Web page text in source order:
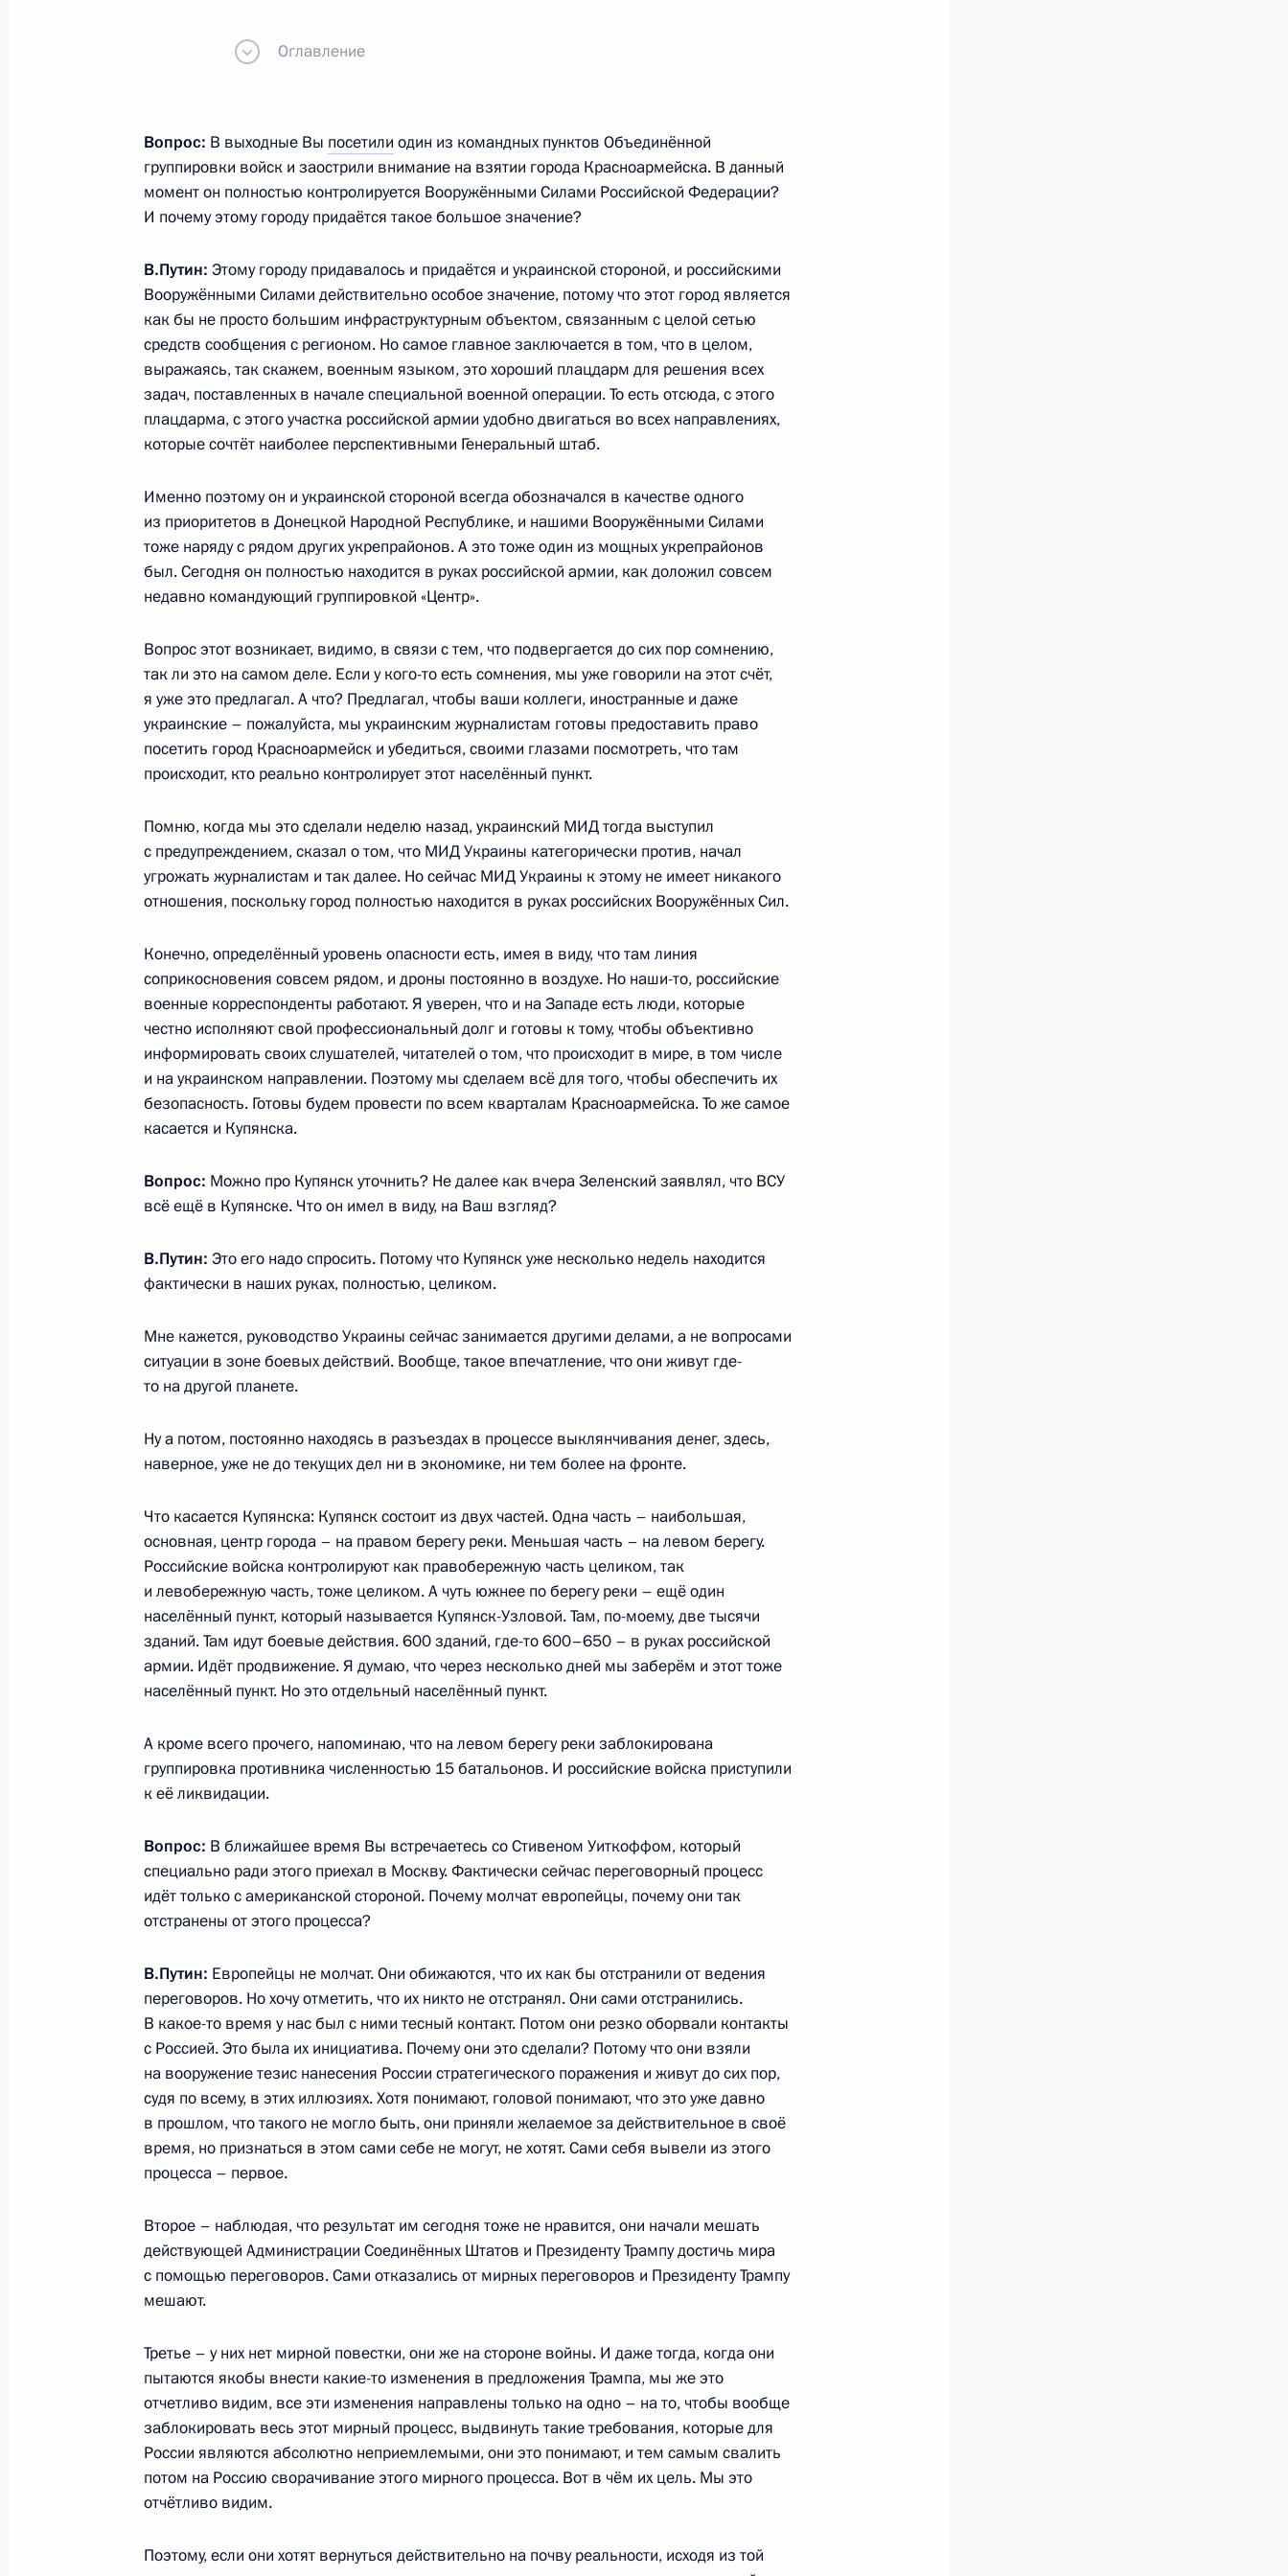
Встреча с губернатором Курской области Александром
Хинштейном
2 декабря 2025 года, 09:00 Москва, Кремль
5
1 декабря 2025 года, понедельник
Посещение пункта управления Объединённой группировки войск
1 декабря 2025 года, 22:30
3
Встреча с директором ФСИН Аркадием Гостевым
1 декабря 2025 года, 13:45 Москва, Кремль
С 1 января 2026 года повышается минимальный размер оплаты
труда
28 ноября 2025 года, 21:25
Встреча с участниками V Конгресса молодых учёных
28 ноября 2025 года, 21:20 Москва, Кремль
Встреча с Премьер-министром Венгрии Виктором Орбаном
28 ноября 2025 года, 17:10 Москва, Кремль
4–5 декабря Владимир Путин посетит Индию с государственным
визитом по приглашению Нарендры Моди
28 ноября 2025 года, 10:00
27 ноября 2025 года, четверг
Ответы на вопросы российских СМИ
27 ноября 2025 года, 17:10 Бишкек
Встреча с Президентом Таджикистана Эмомали Рахмоном
27 ноября 2025 года, 12:30 Бишкек
26 ноября 2025 года, среда
Осмотр юрт в резиденции «Ала-Арча»
26 ноября 2025 года, 18:00 Бишкек
Встреча с Президентом Белоруссии Александром Лукашенко 5
Государственный визит в Киргизию
26 ноября 2025 года, 09:40 Бишкек
25 ноября 2025 года, вторник
Президенты России и Киргизии возложили венки к Вечному огню
25 ноября 2025 года, 17:05 Бишкек
5
Владимир Путин прибыл в Бишкек
24 ноября 2025 года, понедельник
Эрдоганом
24 ноября 2025 года, 15:25
Встреча с губернатором Мурманской области Андреем Чибисом 5
Оглавление
Вопрос: В выходные Вы посетили один из командных пунктов Объединённой
группировки войск и заострили внимание на взятии города Красноармейска. В данный
момент он полностью контролируется Вооружёнными Силами Российской Федерации?
И почему этому городу придаётся такое большое значение?
В.Путин: Этому городу придавалось и придаётся и украинской стороной, и российскими
Вооружёнными Силами действительно особое значение, потому что этот город является
как бы не просто большим инфраструктурным объектом, связанным с целой сетью
средств сообщения с регионом. Но самое главное заключается в том, что в целом,
выражаясь, так скажем, военным языком, это хороший плацдарм для решения всех
задач, поставленных в начале специальной военной операции. То есть отсюда, с этого
плацдарма, с этого участка российской армии удобно двигаться во всех направлениях,
которые сочтёт наиболее перспективными Генеральный штаб.
Именно поэтому он и украинской стороной всегда обозначался в качестве одного
из приоритетов в Донецкой Народной Республике, и нашими Вооружёнными Силами
тоже наряду с рядом других укрепрайонов. А это тоже один из мощных укрепрайонов
был. Сегодня он полностью находится в руках российской армии, как доложил совсем
недавно командующий группировкой «Центр».
Вопрос этот возникает, видимо, в связи с тем, что подвергается до сих пор сомнению,
так ли это на самом деле. Если у кого-то есть сомнения, мы уже говорили на этот счёт,
я уже это предлагал. А что? Предлагал, чтобы ваши коллеги, иностранные и даже
украинские – пожалуйста, мы украинским журналистам готовы предоставить право
посетить город Красноармейск и убедиться, своими глазами посмотреть, что там
происходит, кто реально контролирует этот населённый пункт.
Помню, когда мы это сделали неделю назад, украинский МИД тогда выступил
с предупреждением, сказал о том, что МИД Украины категорически против, начал
угрожать журналистам и так далее. Но сейчас МИД Украины к этому не имеет никакого
отношения, поскольку город полностью находится в руках российских Вооружённых Сил.
Конечно, определённый уровень опасности есть, имея в виду, что там линия
соприкосновения совсем рядом, и дроны постоянно в воздухе. Но наши-то, российские
военные корреспонденты работают. Я уверен, что и на Западе есть люди, которые
честно исполняют свой профессиональный долг и готовы к тому, чтобы объективно
информировать своих слушателей, читателей о том, что происходит в мире, в том числе
и на украинском направлении. Поэтому мы сделаем всё для того, чтобы обеспечить их
безопасность. Готовы будем провести по всем кварталам Красноармейска. То же самое
касается и Купянска.
Вопрос: Можно про Купянск уточнить? Не далее как вчера Зеленский заявлял, что ВСУ
всё ещё в Купянске. Что он имел в виду, на Ваш взгляд?
В.Путин: Это его надо спросить. Потому что Купянск уже несколько недель находится
фактически в наших руках, полностью, целиком.
Мне кажется, руководство Украины сейчас занимается другими делами, а не вопросами
ситуации в зоне боевых действий. Вообще, такое впечатление, что они живут где-
то на другой планете.
Ну а потом, постоянно находясь в разъездах в процессе выклянчивания денег, здесь,
наверное, уже не до текущих дел ни в экономике, ни тем более на фронте.
Что касается Купянска: Купянск состоит из двух частей. Одна часть – наибольшая,
основная, центр города – на правом берегу реки. Меньшая часть – на левом берегу.
Российские войска контролируют как правобережную часть целиком, так
и левобережную часть, тоже целиком. А чуть южнее по берегу реки – ещё один
населённый пункт, который называется Купянск-Узловой. Там, по-моему, две тысячи
зданий. Там идут боевые действия. 600 зданий, где-то 600–650 – в руках российской
армии. Идёт продвижение. Я думаю, что через несколько дней мы заберём и этот тоже
населённый пункт. Но это отдельный населённый пункт.
А кроме всего прочего, напоминаю, что на левом берегу реки заблокирована
группировка противника численностью 15 батальонов. И российские войска приступили
к её ликвидации.
Вопрос: В ближайшее время Вы встречаетесь со Стивеном Уиткоффом, который
специально ради этого приехал в Москву. Фактически сейчас переговорный процесс
идёт только с американской стороной. Почему молчат европейцы, почему они так
отстранены от этого процесса?
В.Путин: Европейцы не молчат. Они обижаются, что их как бы отстранили от ведения
переговоров. Но хочу отметить, что их никто не отстранял. Они сами отстранились.
В какое-то время у нас был с ними тесный контакт. Потом они резко оборвали контакты
с Россией. Это была их инициатива. Почему они это сделали? Потому что они взяли
на вооружение тезис нанесения России стратегического поражения и живут до сих пор,
судя по всему, в этих иллюзиях. Хотя понимают, головой понимают, что это уже давно
в прошлом, что такого не могло быть, они приняли желаемое за действительное в своё
время, но признаться в этом сами себе не могут, не хотят. Сами себя вывели из этого
процесса – первое.
Второе – наблюдая, что результат им сегодня тоже не нравится, они начали мешать
действующей Администрации Соединённых Штатов и Президенту Трампу достичь мира
с помощью переговоров. Сами отказались от мирных переговоров и Президенту Трампу
мешают.
Третье – у них нет мирной повестки, они же на стороне войны. И даже тогда, когда они
пытаются якобы внести какие-то изменения в предложения Трампа, мы же это
отчетливо видим, все эти изменения направлены только на одно – на то, чтобы вообще
заблокировать весь этот мирный процесс, выдвинуть такие требования, которые для
России являются абсолютно неприемлемыми, они это понимают, и тем самым свалить
потом на Россию сворачивание этого мирного процесса. Вот в чём их цель. Мы это
отчётливо видим.
Поэтому, если они хотят вернуться действительно на почву реальности, исходя из той